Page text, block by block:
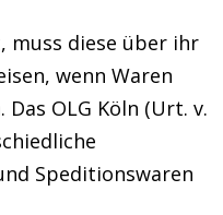
muss diese über ihr
wenn Waren
OLG Köln (Urt. v.
Speditionswaren